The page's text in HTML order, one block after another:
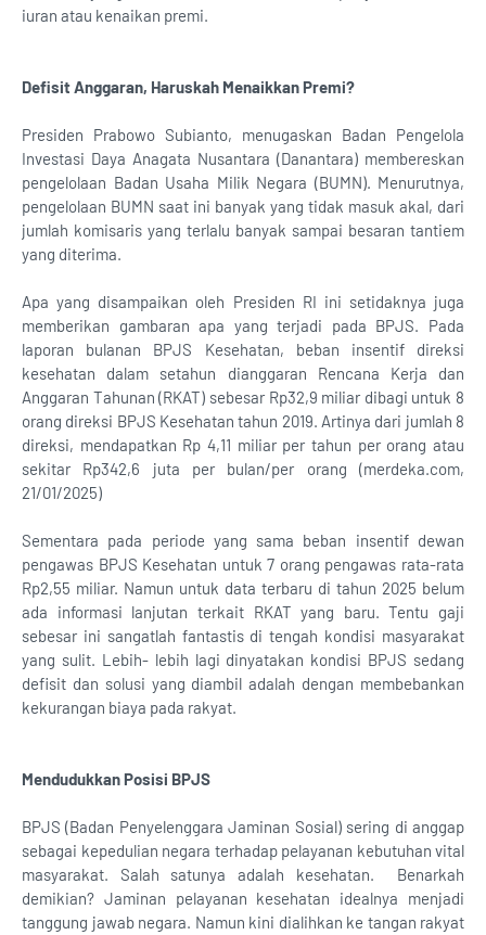
iuran atau kenaikan premi.
Defisit Anggaran, Haruskah Menaikkan Premi?
Presiden Prabowo Subianto, menugaskan Badan Pengelola
Investasi Daya Anagata Nusantara (Danantara) membereskan
pengelolaan Badan Usaha Milik Negara (BUMN). Menurutnya,
pengelolaan BUMN saat ini banyak yang tidak masuk akal, dari
jumlah komisaris yang terlalu banyak sampai besaran tantiem
yang diterima.
Apa yang disampaikan oleh Presiden RI ini setidaknya juga
memberikan gambaran apa yang terjadi pada BPJS. Pada
laporan bulanan BPJS Kesehatan, beban insentif direksi
kesehatan dalam setahun dianggaran Rencana Kerja dan
Anggaran Tahunan (RKAT) sebesar Rp32,9 miliar dibagi untuk 8
orang direksi BPJS Kesehatan tahun 2019. Artinya dari jumlah 8
direksi, mendapatkan Rp 4,11 miliar per tahun per orang atau
sekitar Rp342,6 juta per bulan/per orang (merdeka.com,
21/01/2025)
Sementara pada periode yang sama beban insentif dewan
pengawas BPJS Kesehatan untuk 7 orang pengawas rata-rata
Rp2,55 miliar. Namun untuk data terbaru di tahun 2025 belum
ada informasi lanjutan terkait RKAT yang baru. Tentu gaji
sebesar ini sangatlah fantastis di tengah kondisi masyarakat
yang sulit. Lebih- lebih lagi dinyatakan kondisi BPJS sedang
defisit dan solusi yang diambil adalah dengan membebankan
kekurangan biaya pada rakyat.
Mendudukkan Posisi BPJS
BPJS (Badan Penyelenggara Jaminan Sosial) sering di anggap
sebagai kepedulian negara terhadap pelayanan kebutuhan vital
masyarakat. Salah satunya adalah kesehatan. Benarkah
demikian? Jaminan pelayanan kesehatan idealnya menjadi
tanggung jawab negara. Namun kini dialihkan ke tangan rakyat